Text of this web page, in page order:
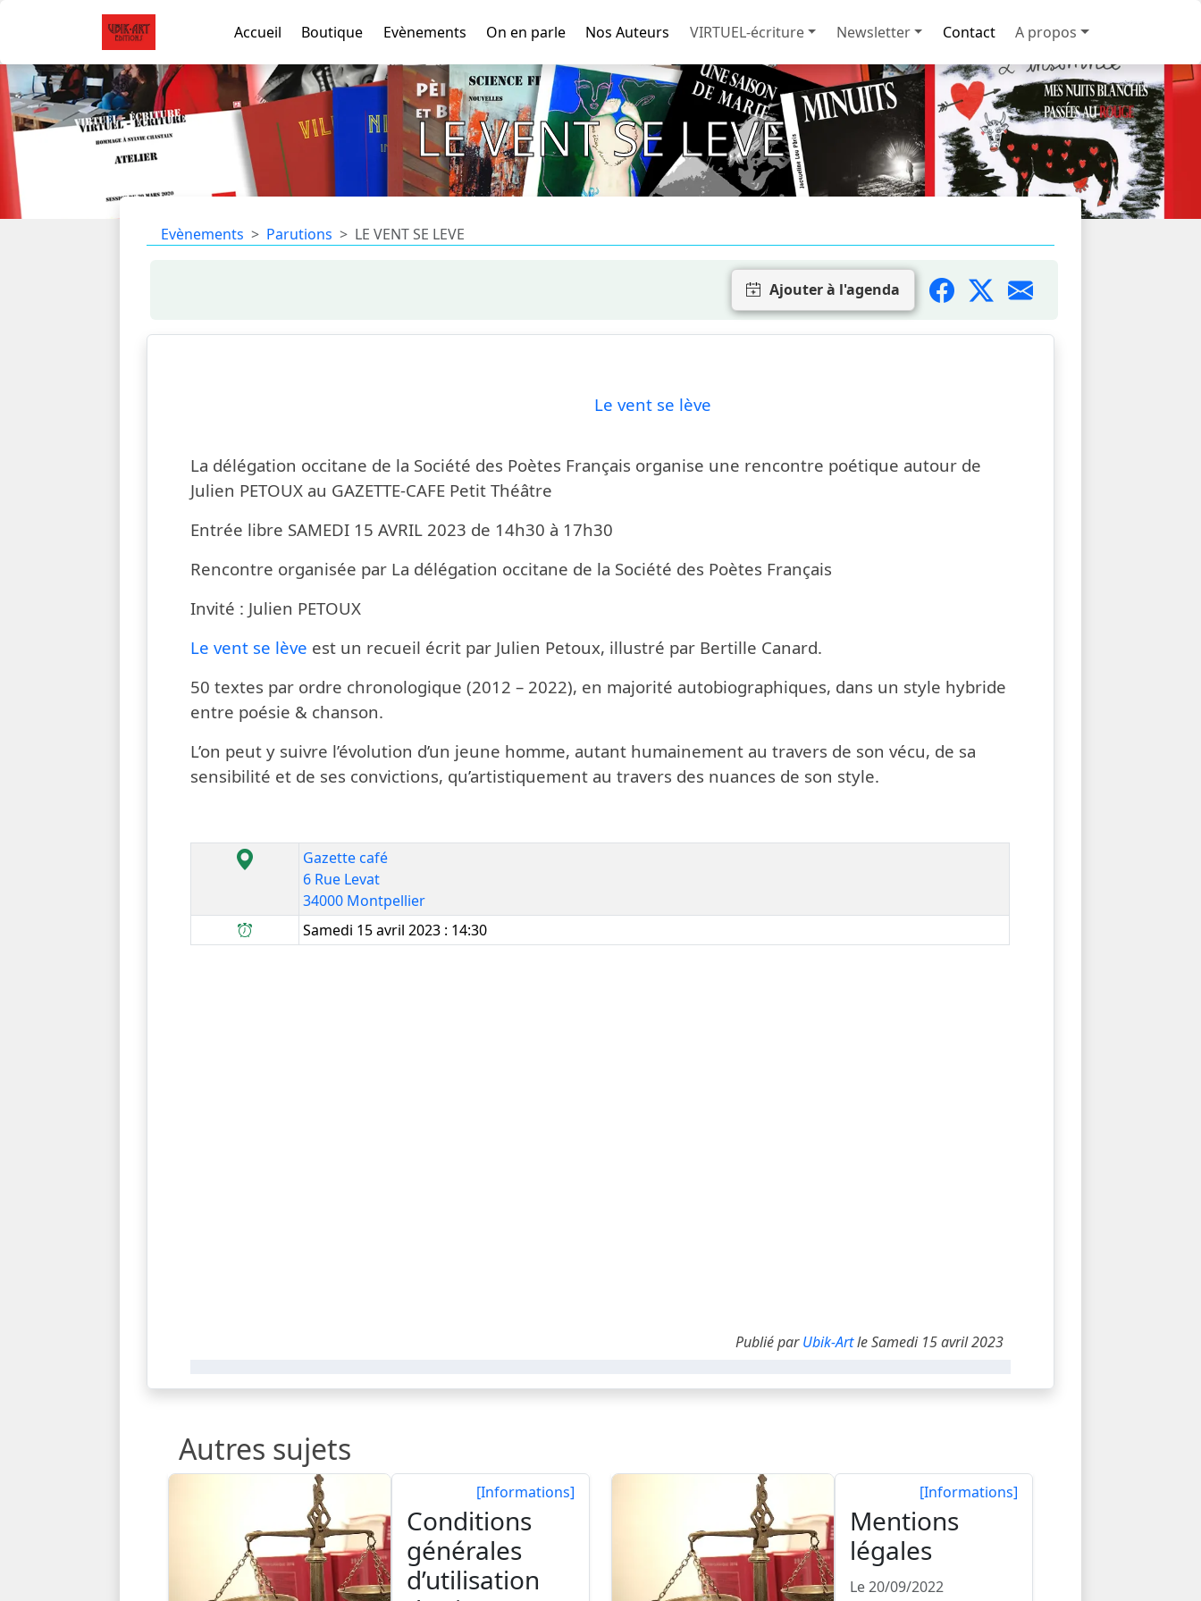
Accueil Boutique Evènements On en parle Nos Auteurs VIRTUEL-écriture Newsletter Contact A propos
LE VENT SE LEVE
Evènements Parutions LE VENT SE LEVE
Ajouter à l'agenda
Le vent se lève
La délégation occitane de la Société des Poètes Français organise une rencontre poétique autour de
Julien PETOUX au GAZETTE-CAFE Petit Théâtre
Entrée libre SAMEDI 15 AVRIL 2023 de 14h30 à 17h30
Rencontre organisée par La délégation occitane de la Société des Poètes Français
Invité : Julien PETOUX
Le vent se lève est un recueil écrit par Julien Petoux, illustré par Bertille Canard.
50 textes par ordre chronologique (2012 – 2022), en majorité autobiographiques, dans un style hybride
entre poésie & chanson.
L’on peut y suivre l’évolution d’un jeune homme, autant humainement au travers de son vécu, de sa
sensibilité et de ses convictions, qu’artistiquement au travers des nuances de son style.
Gazette café
6 Rue Levat
34000 Montpellier
Samedi 15 avril 2023 : 14:30
Publié parUbik-Artle Samedi 15 avril 2023
Autres sujets
[Informations]
Conditions
générales
d’utilisation
[Informations]
Mentions
légales
Le 20/09/2022